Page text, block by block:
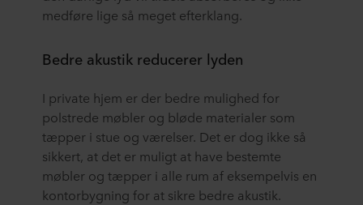
medføre lige så meget efterklang.
Bedre akustik reducerer lyden
I private hjem er der bedre mulighed for
polstrede møbler og bløde materialer som
tæpper i stue og værelser. Det er dog ikke så
sikkert, at det er muligt at have bestemte
møbler og tæpper i alle rum af eksempelvis en
kontorbygning for at sikre bedre akustik.